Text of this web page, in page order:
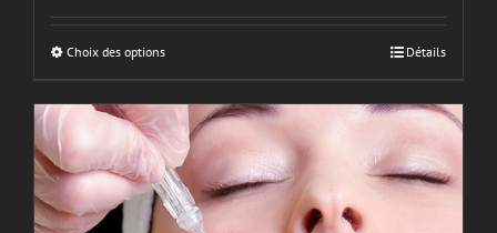
Choix des options Détails